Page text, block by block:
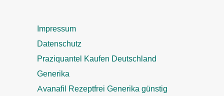
Impressum
Datenschutz
Praziquantel Kaufen Deutschland
Generika
Avanafil Rezeptfrei Generika günstig